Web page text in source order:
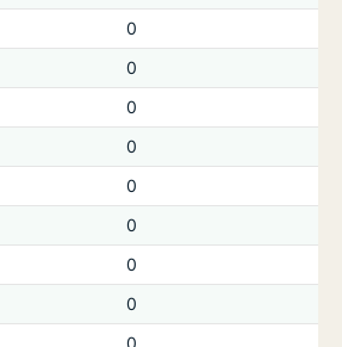
0
0
0
0
0
0
0
0
0